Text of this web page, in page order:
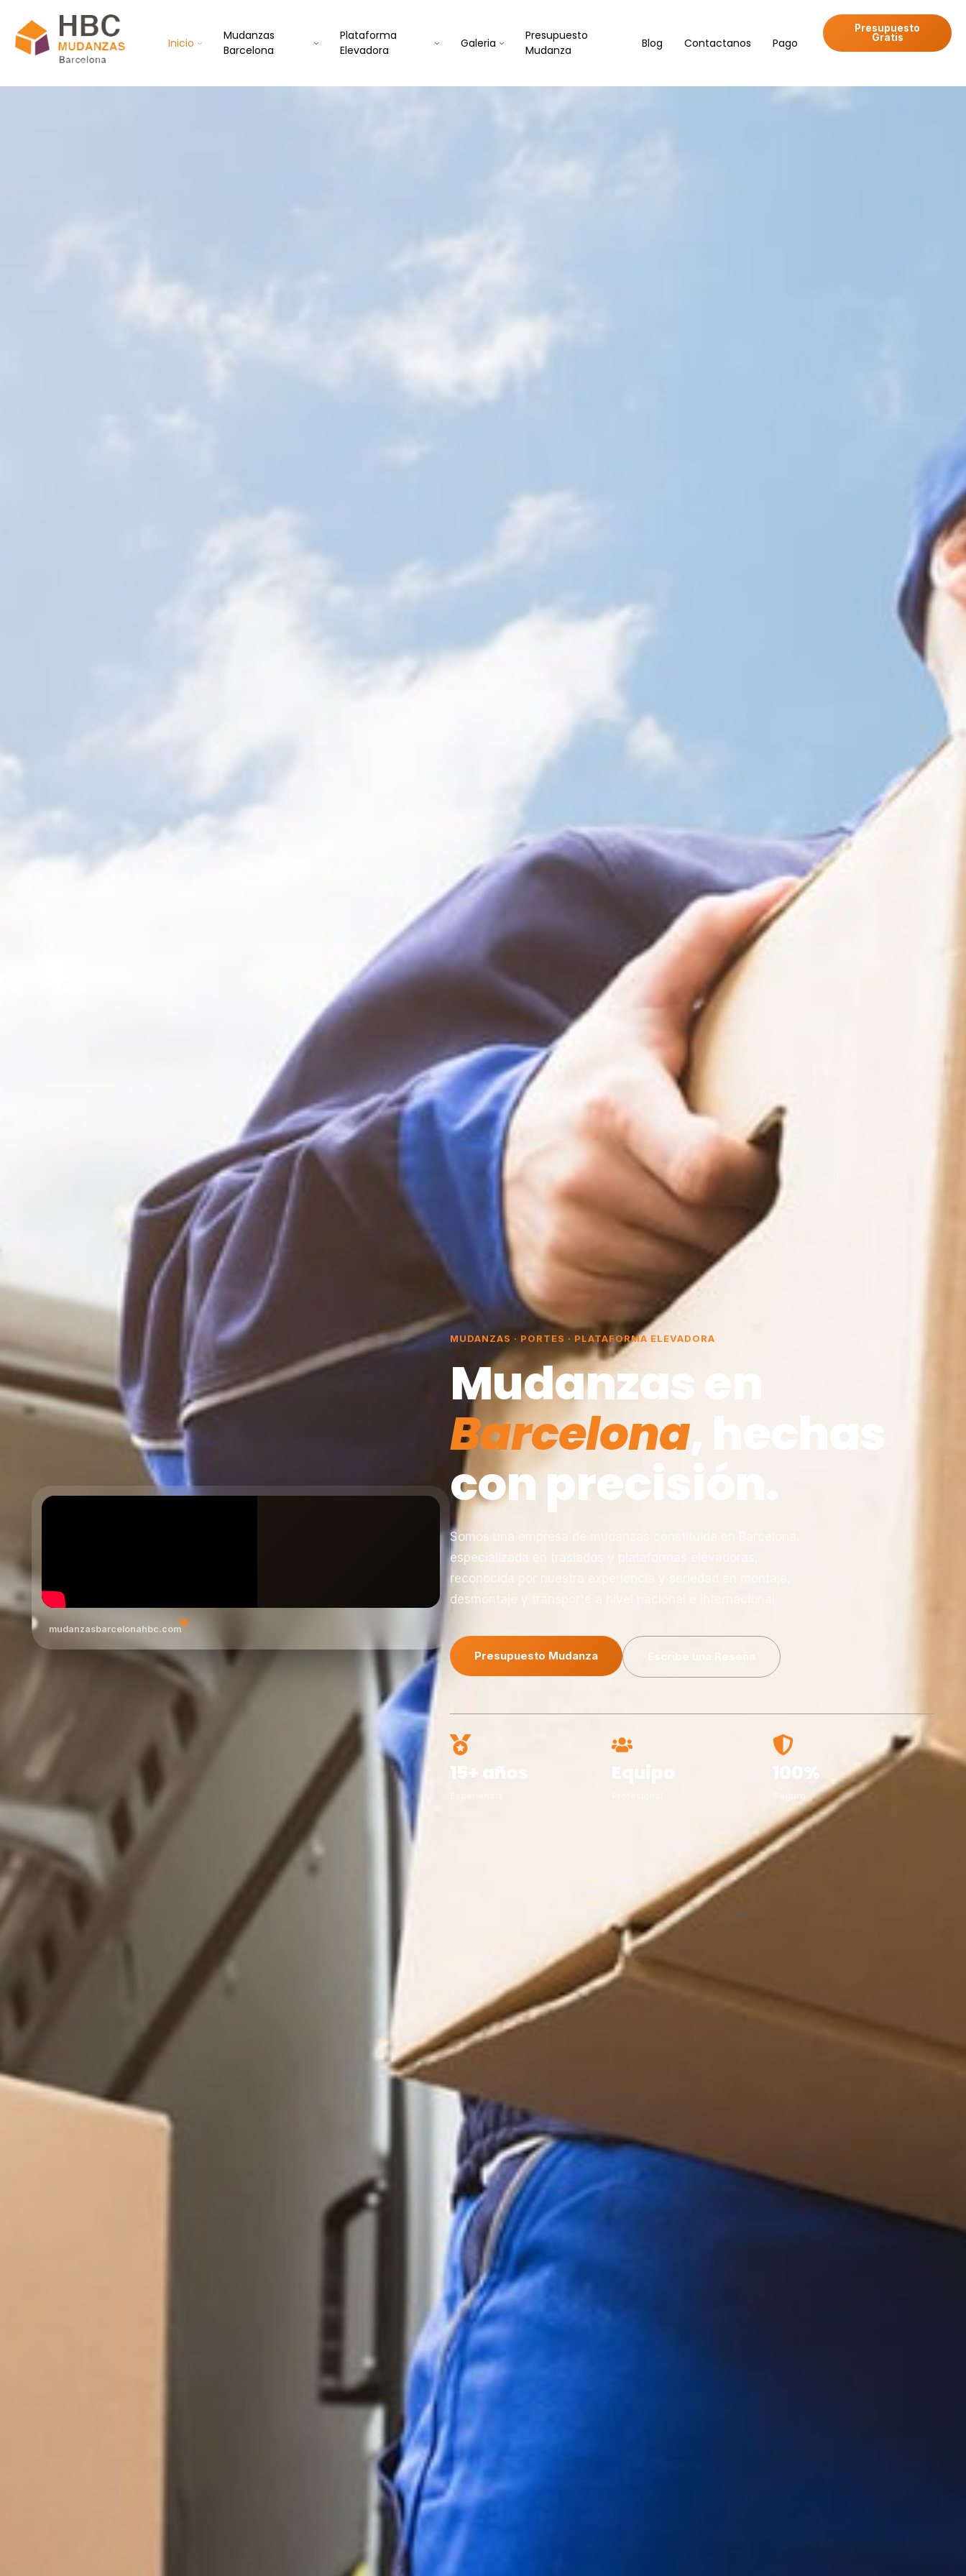
Inicio
Mudanzas
Barcelona
Plataforma
Elevadora
Galeria
Presupuesto
Mudanza
Blog Contactanos Pago
Presupuesto
Gratis
mudanzasbarcelonahbc.com
MUDANZAS · PORTES · PLATAFORMA ELEVADORA
Mudanzas en
Barcelona, hechas
con precisión.
Somos una empresa de mudanzas constituida en Barcelona,
especializada en traslados y plataformas elevadoras,
reconocida por nuestra experiencia y seriedad en montaje,
desmontaje y transporte a nivel nacional e internacional.
Presupuesto Mudanza Escribe una Reseña
15+ años Equipo 100%
Seguro